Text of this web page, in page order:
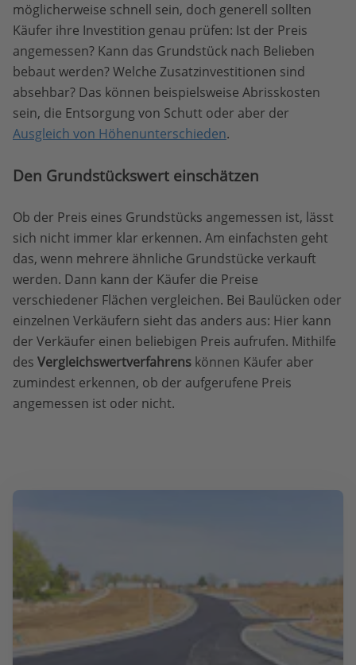
möglicherweise schnell sein, doch generell sollten
Käufer ihre Investition genau prüfen: Ist der Preis
angemessen? Kann das Grundstück nach Belieben
bebaut werden? Welche Zusatzinvestitionen sind
absehbar? Das können beispielsweise Abrisskosten
sein, die Entsorgung von Schutt oder aber der
Ausgleich von Höhenunterschieden.
Den Grundstückswert einschätzen
Ob der Preis eines Grundstücks angemessen ist, lässt
sich nicht immer klar erkennen. Am einfachsten geht
das, wenn mehrere ähnliche Grundstücke verkauft
werden. Dann kann der Käufer die Preise
verschiedener Flächen vergleichen. Bei Baulücken oder
einzelnen Verkäufern sieht das anders aus: Hier kann
der Verkäufer einen beliebigen Preis aufrufen. Mithilfe
des Vergleichswertverfahrens können Käufer aber
zumindest erkennen, ob der aufgerufene Preis
angemessen ist oder nicht.